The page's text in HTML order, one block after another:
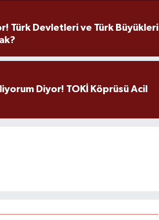
Türk Devletleri ve Türk Büyükleri
Diyor! TOKİ Köprüsü Acil